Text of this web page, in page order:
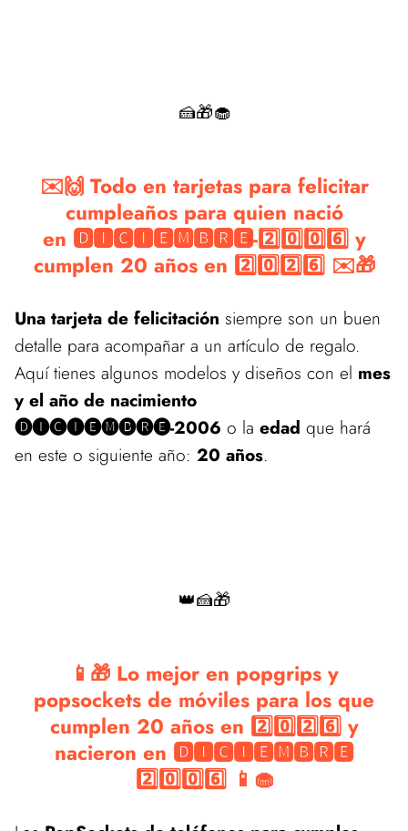
🍰🎁🧁
✉️🙌 Todo en tarjetas para felicitar
cumpleaños para quien nació
en 🅳🅸🅲🅸🅴🅼🅱🆁🅴-2️⃣0️⃣0️⃣6️⃣ y
cumplen 20 años en 2️⃣0️⃣2️⃣6️⃣ ✉️🎁
Una tarjeta de felicitación siempre son un buen
detalle para acompañar a un artículo de regalo.
Aquí tienes algunos modelos y diseños con el mes
y el año de nacimiento
🅓🅘🅒🅘🅔🅜🅑🅡🅔-2006 o la edad que hará
en este o siguiente año: 20 años.
👑🍰🎁
📱🎁 Lo mejor en popgrips y
popsockets de móviles para los que
cumplen 20 años en 2️⃣0️⃣2️⃣6️⃣ y
nacieron en 🅳🅸🅲🅸🅴🅼🅱🆁🅴
2️⃣0️⃣0️⃣6️⃣ 📱🧁